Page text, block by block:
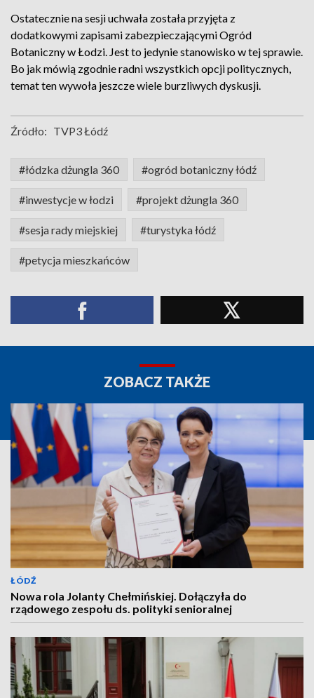
Ostatecznie na sesji uchwała została przyjęta z
dodatkowymi zapisami zabezpieczającymi Ogród
Botaniczny w Łodzi. Jest to jedynie stanowisko w tej sprawie.
Bo jak mówią zgodnie radni wszystkich opcji politycznych,
temat ten wywoła jeszcze wiele burzliwych dyskusji.
Źródło: TVP3 Łódź
#łódzka dżungla 360 #ogród botaniczny łódź
#inwestycje w łodzi #projekt dżungla 360
#sesja rady miejskiej #turystyka łódź
#petycja mieszkańców
ZOBACZ TAKŻE
ŁÓDŹ
Nowa rola Jolanty Chełmińskiej. Dołączyła do
rządowego zespołu ds. polityki senioralnej